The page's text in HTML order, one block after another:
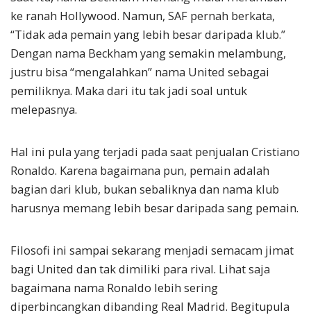
ke ranah Hollywood. Namun, SAF pernah berkata,
“Tidak ada pemain yang lebih besar daripada klub.”
Dengan nama Beckham yang semakin melambung,
justru bisa “mengalahkan” nama United sebagai
pemiliknya. Maka dari itu tak jadi soal untuk
melepasnya.
Hal ini pula yang terjadi pada saat penjualan Cristiano
Ronaldo. Karena bagaimana pun, pemain adalah
bagian dari klub, bukan sebaliknya dan nama klub
harusnya memang lebih besar daripada sang pemain.
Filosofi ini sampai sekarang menjadi semacam jimat
bagi United dan tak dimiliki para rival. Lihat saja
bagaimana nama Ronaldo lebih sering
diperbincangkan dibanding Real Madrid. Begitupula